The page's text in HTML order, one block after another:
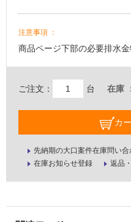
注意事項
商品ページ下部の必要排水
ご注文： 台 在庫
カ
先納期の大口案件在庫問い合
在庫お知らせ登録
返品